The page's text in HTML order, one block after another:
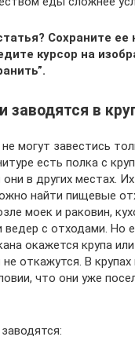
Сохраните ее
курсор на
заводятся в
могут завестись
есть полка с
в других местах.
найти пищевые
моек и раковин,
ведер с отходами. Но
окажется крупа
откажутся. В
что они уже